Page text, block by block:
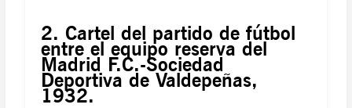
2. Cartel del partido de fútbol
entre el equipo reserva del
Madrid F.C.-Sociedad
Deportiva de Valdepeñas,
1932.